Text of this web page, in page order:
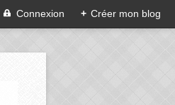
Connexion + Créer mon blog